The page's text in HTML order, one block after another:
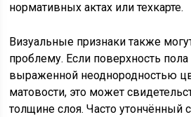
нормативных актах или техкарте.
Визуальные признаки также
проблему. Если поверхность пола
выраженной неоднородностью
матовости, это может
толщине слоя. Часто утончённый